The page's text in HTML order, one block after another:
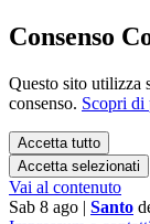
Consenso
Questo sito utilizza
consenso. Scopri di
Accetta tutto
Accetta selezionati
Vai al contenuto
Sab 8 ago | Santo